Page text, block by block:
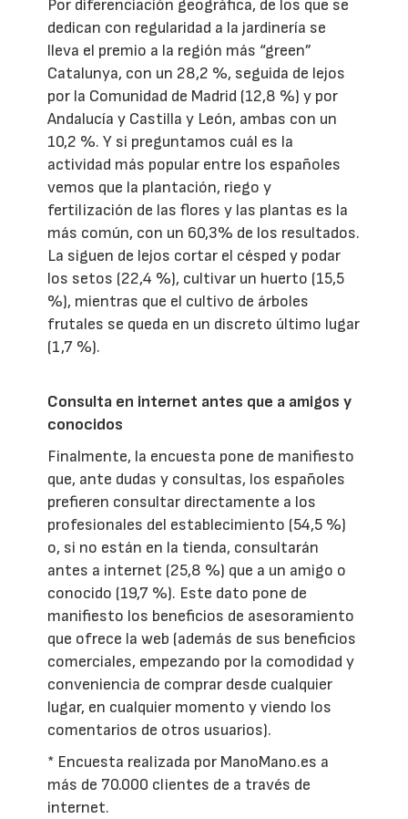
Por diferenciación geográfica, de los que se
dedican con regularidad a la jardinería se
lleva el premio a la región más “green”
Catalunya, con un 28,2 %, seguida de lejos
por la Comunidad de Madrid (12,8 %) y por
Andalucía y Castilla y León, ambas con un
10,2 %. Y si preguntamos cuál es la
actividad más popular entre los españoles
vemos que la plantación, riego y
fertilización de las flores y las plantas es la
más común, con un 60,3% de los resultados.
La siguen de lejos cortar el césped y podar
los setos (22,4 %), cultivar un huerto (15,5
%), mientras que el cultivo de árboles
frutales se queda en un discreto último lugar
(1,7 %).
Consulta en internet antes que a amigos y
conocidos
Finalmente, la encuesta pone de manifiesto
que, ante dudas y consultas, los españoles
prefieren consultar directamente a los
profesionales del establecimiento (54,5 %)
o, si no están en la tienda, consultarán
antes a internet (25,8 %) que a un amigo o
conocido (19,7 %). Este dato pone de
manifiesto los beneficios de asesoramiento
que ofrece la web (además de sus beneficios
comerciales, empezando por la comodidad y
conveniencia de comprar desde cualquier
lugar, en cualquier momento y viendo los
comentarios de otros usuarios).
* Encuesta realizada por ManoMano.es a
más de 70.000 clientes de a través de
internet.